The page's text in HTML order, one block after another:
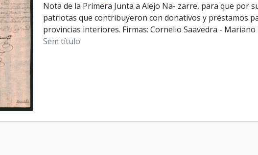
Nota de la Primera Junta a Alejo Na- zarre, para que por
patriotas que contribuyeron con donativos y préstamos
provincias interiores. Firmas: Cornelio Saavedra -
Sem título